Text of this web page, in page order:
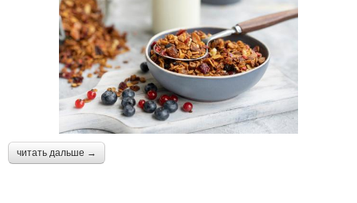
читать дальше →